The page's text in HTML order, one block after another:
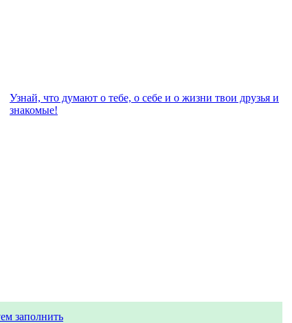
Узнай, что думают о тебе, о себе и о жизни твои друзья и
знакомые!
заполнить